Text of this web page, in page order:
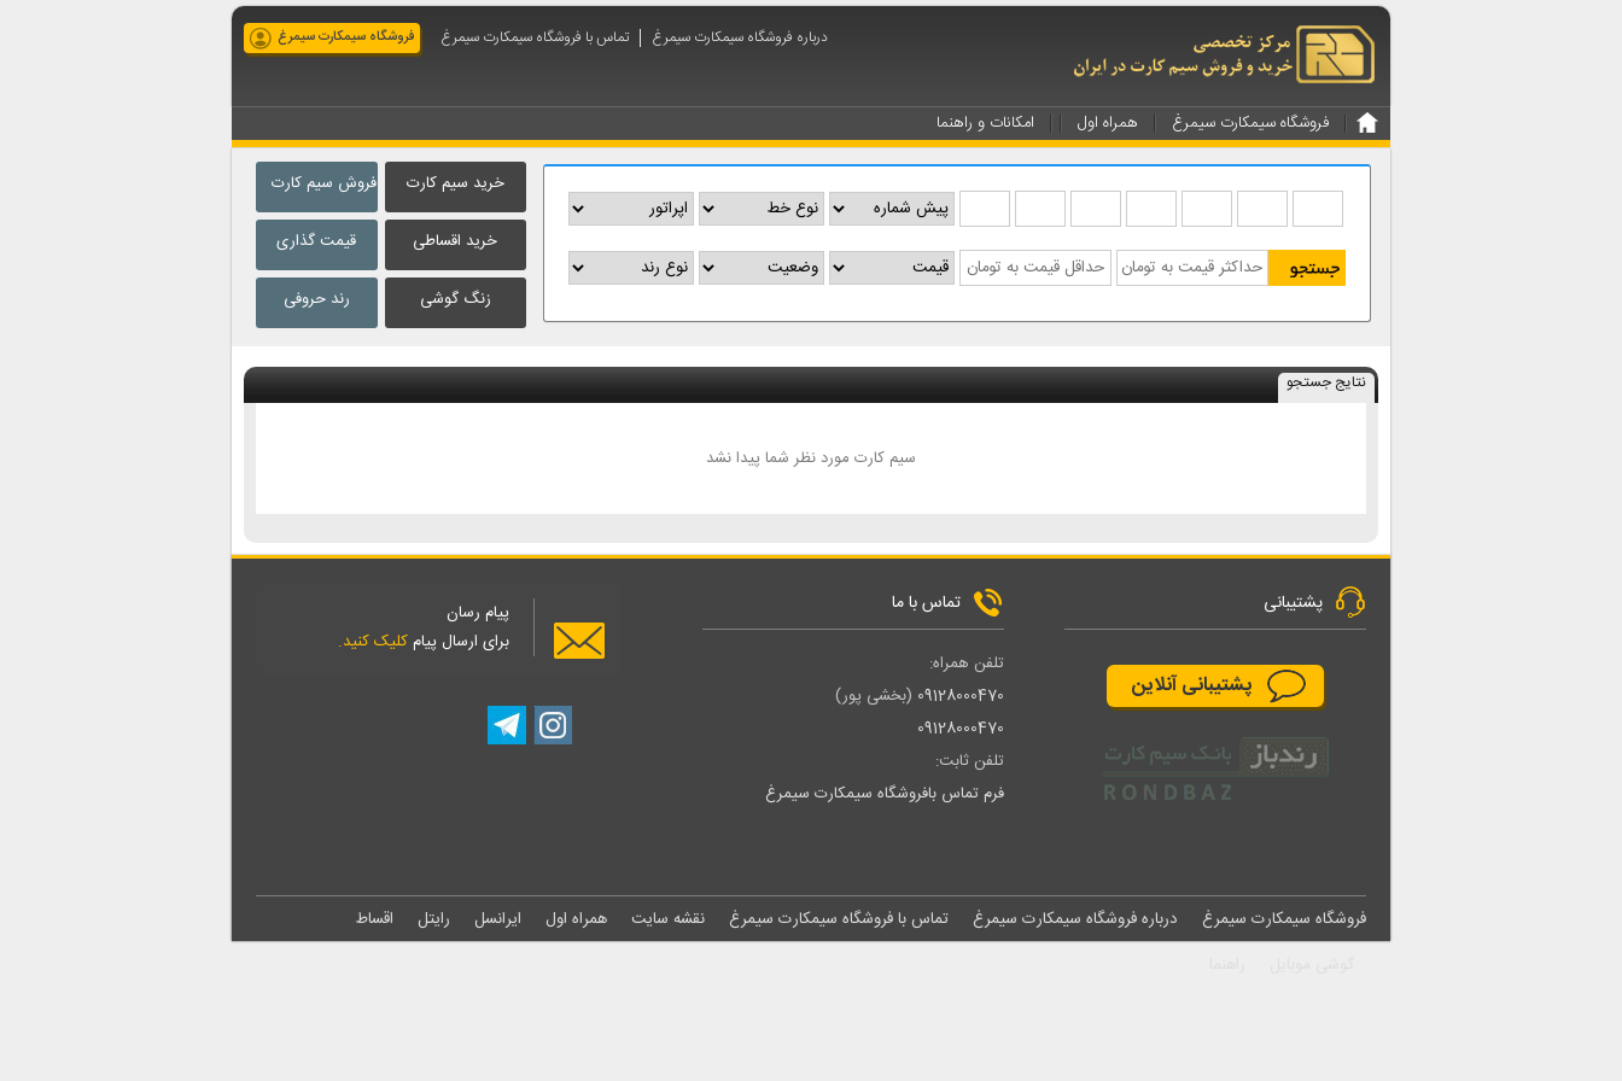
فروشگاه سیمکارت سیمرغ درباره فروشگاه سیمکارت سیمرغ تماس با فروشگاه سیمکارت سیمرغ
فروشگاه سیمکارت سیمرغ همراه اول امکانات و راهنما
فروش سیم کارت
قیمت گذاری
رند حروفی
خرید سیم کارت
خرید اقساطی
زنگ گوشی
نتایج جستجو
سیم کارت مورد نظر شما پیدا نشد
پشتیبانی
پشتیبانی آنلاین
تماس با ما
تلفن همراه:
09128000470 (بخشی پور)
09128000470
تلفن ثابت:
فرم تماس بافروشگاه سیمکارت سیمرغ
پیام رسان
برای ارسال پیامکلیک کنید.
فروشگاه سیمکارت سیمرغ درباره فروشگاه سیمکارت سیمرغ تماس با فروشگاه سیمکارت سیمرغ نقشه سایت همراه اول ایرانسل رایتل
اقساط